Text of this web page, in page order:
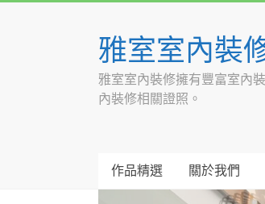
雅室室內裝
雅室室內裝修擁有豐富室內
內裝修相關證照。
作品精選 關於我們